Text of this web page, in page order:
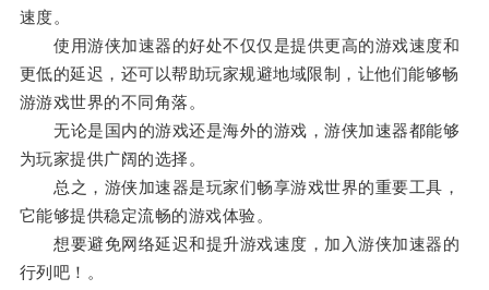
速度。
使用游侠加速器的好处不仅仅是提供更高的游戏速度和
更低的延迟，还可以帮助玩家规避地域限制，让他们能够畅
游游戏世界的不同角落。
无论是国内的游戏还是海外的游戏，游侠加速器都能够
为玩家提供广阔的选择。
总之，游侠加速器是玩家们畅享游戏世界的重要工具，
它能够提供稳定流畅的游戏体验。
想要避免网络延迟和提升游戏速度，加入游侠加速器的
行列吧！。